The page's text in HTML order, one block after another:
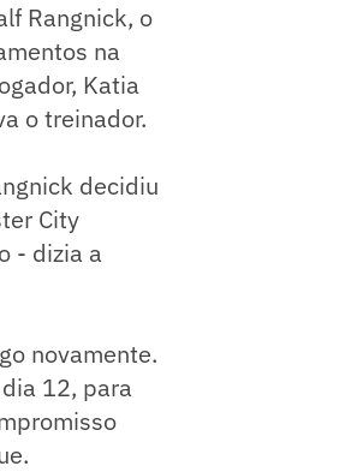
Rangnick, o
na
Katia
o treinador.
decidiu
City
- dizia a
novamente.
12, para